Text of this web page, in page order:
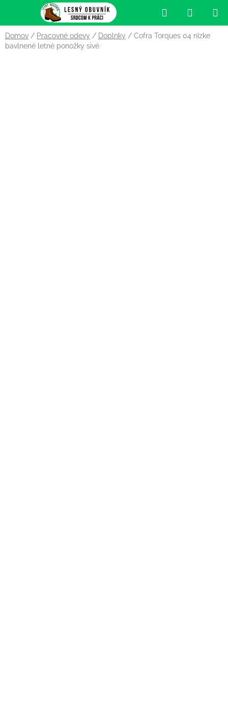
obsah
Hľadať
KOŠÍK
Domov / Pracovné odevy / Doplnky / Cofra Torques 04 nízke
bavlnené letné ponožky sivé